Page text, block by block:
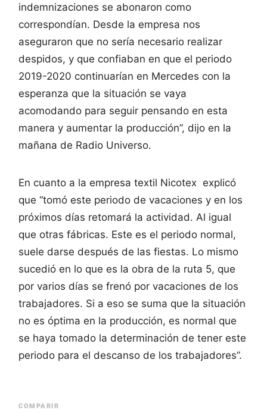
indemnizaciones se abonaron como
correspondían. Desde la empresa nos
aseguraron que no sería necesario realizar
despidos, y que confiaban en que el periodo
2019-2020 continuarían en Mercedes con la
esperanza que la situación se vaya
acomodando para seguir pensando en esta
manera y aumentar la producción”, dijo en la
mañana de Radio Universo.
En cuanto a la empresa textil Nicotex explicó
que “tomó este periodo de vacaciones y en los
próximos días retomará la actividad. Al igual
que otras fábricas. Este es el periodo normal,
suele darse después de las fiestas. Lo mismo
sucedió en lo que es la obra de la ruta 5, que
por varios días se frenó por vacaciones de los
trabajadores. Si a eso se suma que la situación
no es óptima en la producción, es normal que
se haya tomado la determinación de tener este
periodo para el descanso de los trabajadores”.
COMPARIR